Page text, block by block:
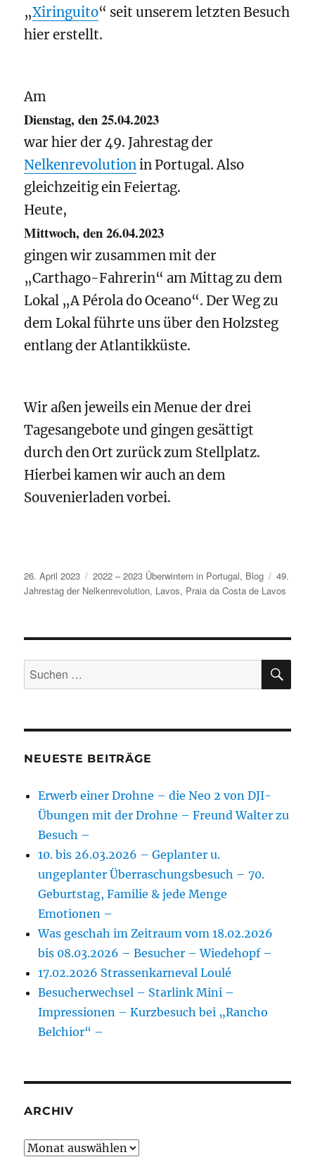
„Xiringuito“ seit unserem letzten Besuch
hier erstellt.
Am
Dienstag, den 25.04.2023
war hier der 49. Jahrestag der
Nelkenrevolutionin Portugal. Also
gleichzeitig ein Feiertag.
Heute,
Mittwoch, den 26.04.2023
gingen wir zusammen mit der
„Carthago-Fahrerin“ am Mittag zu dem
Lokal „A Pérola do Oceano“. Der Weg zu
dem Lokal führte uns über den Holzsteg
entlang der Atlantikküste.
Wir aßen jeweils ein Menue der drei
Tagesangebote und gingen gesättigt
durch den Ort zurück zum Stellplatz.
Hierbei kamen wir auch an dem
Souvenierladen vorbei.
Veröffentlicht
am
26. April 2023 Kategorien
2022 – 2023 Überwintern in Portugal, Blog
49.
Jahrestag der Nelkenrevolution, Lavos, Praia da Costa de Lavos
Suchen
nach:
NEUESTE BEITRÄGE
Erwerb einer Drohne – die Neo 2 von DJI-
Übungen mit der Drohne – Freund Walter zu
Besuch –
10. bis 26.03.2026 – Geplanter u.
ungeplanter Überraschungsbesuch – 70.
Geburtstag, Familie & jede Menge
Emotionen –
Was geschah im Zeitraum vom 18.02.2026
bis 08.03.2026 – Besucher – Wiedehopf –
17.02.2026 Strassenkarneval Loulé
Besucherwechsel – Starlink Mini –
Impressionen – Kurzbesuch bei „Rancho
Belchior“ –
ARCHIV
Archiv